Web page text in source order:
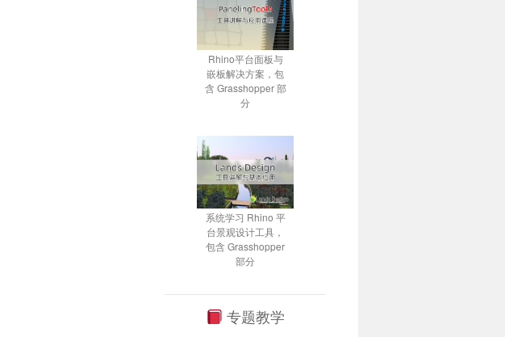
Rhino平台面板与
嵌板解决方案，包
含 Grasshopper 部
分
系统学习 Rhino 平
台景观设计工具，
包含 Grasshopper
部分
专题教学